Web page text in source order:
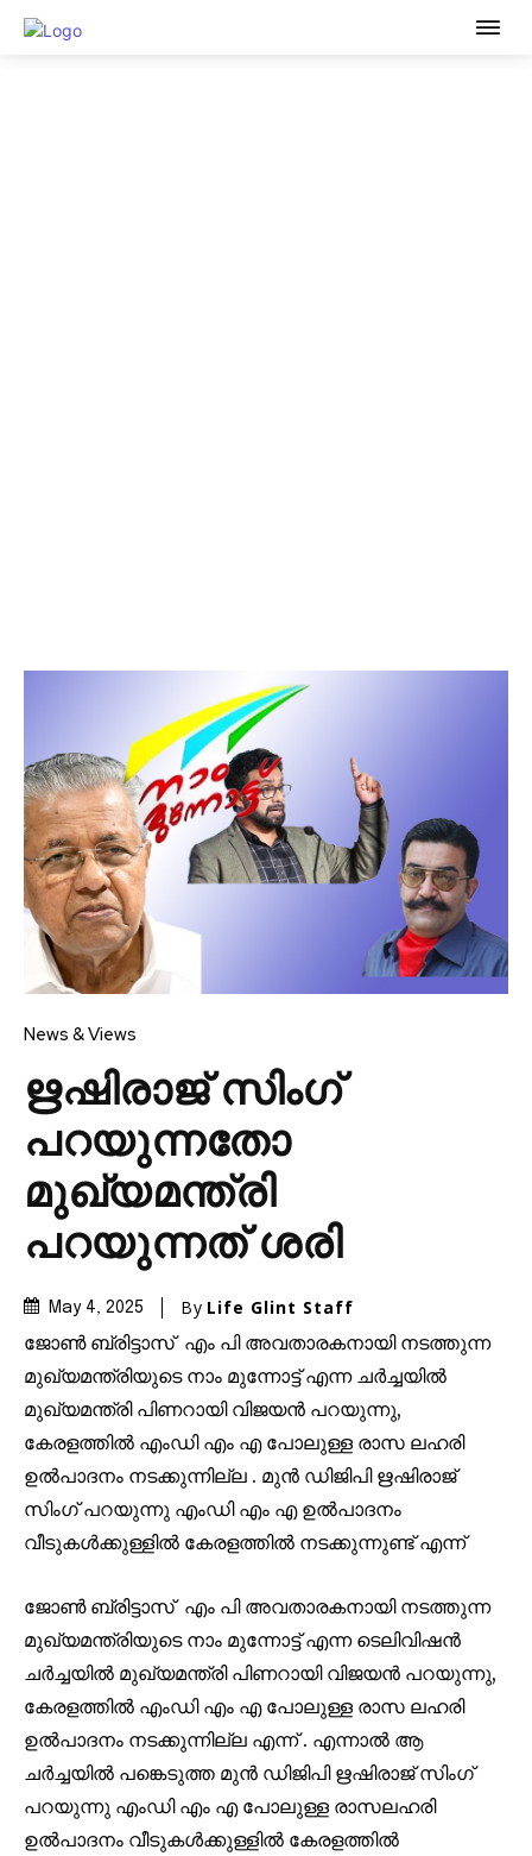
News & Views
ഋഷിരാജ് സിംഗ്
പറയുന്നതോ
മുഖ്യമന്ത്രി
പറയുന്നത് ശരി
May 4, 2025 By Life Glint Staff
ജോൺ ബ്രിട്ടാസ് എം പി അവതാരകനായി നടത്തുന്ന
മുഖ്യമന്ത്രിയുടെ നാം മുന്നോട്ട് എന്ന ചർച്ചയിൽ
മുഖ്യമന്ത്രി പിണറായി വിജയൻ പറയുന്നു,
കേരളത്തിൽ എംഡി എം എ പോലുള്ള രാസ ലഹരി
ഉൽപാദനം നടക്കുന്നില്ല . മുൻ ഡിജിപി ഋഷിരാജ്
സിംഗ് പറയുന്നു എംഡി എം എ ഉൽപാദനം
വീടുകൾക്കുള്ളിൽ കേരളത്തിൽ നടക്കുന്നുണ്ട് എന്ന്
ജോൺ ബ്രിട്ടാസ് എം പി അവതാരകനായി നടത്തുന്ന
മുഖ്യമന്ത്രിയുടെ നാം മുന്നോട്ട് എന്ന ടെലിവിഷൻ
ചർച്ചയിൽ മുഖ്യമന്ത്രി പിണറായി വിജയൻ പറയുന്നു,
കേരളത്തിൽ എംഡി എം എ പോലുള്ള രാസ ലഹരി
ഉൽപാദനം നടക്കുന്നില്ല എന്ന് . എന്നാൽ ആ
ചർച്ചയിൽ പങ്കെടുത്ത മുൻ ഡിജിപി ഋഷിരാജ് സിംഗ്
പറയുന്നു എംഡി എം എ പോലുള്ള രാസലഹരി
ഉൽപാദനം വീടുകൾക്കുള്ളിൽ കേരളത്തിൽ